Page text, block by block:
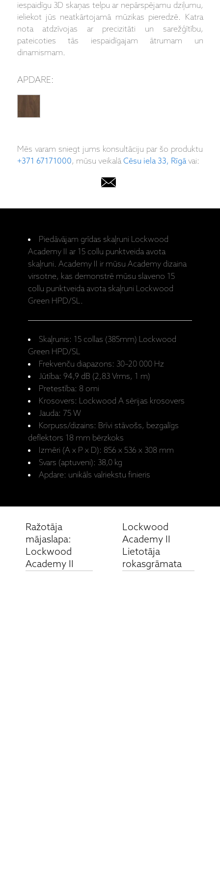
iespaidīgu 3D skaņas telpu ar nepārspējamu dziļumu,
ieliekot jūs neatkārtojamā mūzikas pieredzē. Katra
nota atdzīvojas ar precizitāti un sarežģītību,
pateicoties tās iespaidīgajam ātrumam un
dinamismam.
APDARE:
Mēs varam sniegt jums konsultāciju par šo produktu
+371 67171000, mūsu veikalāCēsu iela 33, Rīgāvai:
Piedāvājam grīdas skaļruni Lockwood
Academy II ar 15 collu punktveida avota
skaļruni. Academy II ir mūsu Academy dizaina
virsotne, kas demonstrē mūsu slaveno 15
collu punktveida avota skaļruni Lockwood
Green HPD/SL.
Skaļrunis: 15 collas (385mm) Lockwood
Green HPD/SL
Frekvenču diapazons: 30–20 000 Hz
Jūtība: 94,9 dB (2,83 Vrms, 1 m)
Pretestība: 8 omi
Krosovers: Lockwood A sērijas krosovers
Jauda: 75 W
Korpuss/dizains: Brīvi stāvošs, bezgalīgs
deflektors 18 mm bērzkoks
Izmēri (A x P x D): 856 x 536 x 308 mm
Svars (aptuveni): 38,0 kg
Apdare: unikāls valriekstu finieris
Ražotāja
mājaslapa:
Lockwood
Academy II
Lockwood
Academy II
Lietotāja
rokasgrāmata